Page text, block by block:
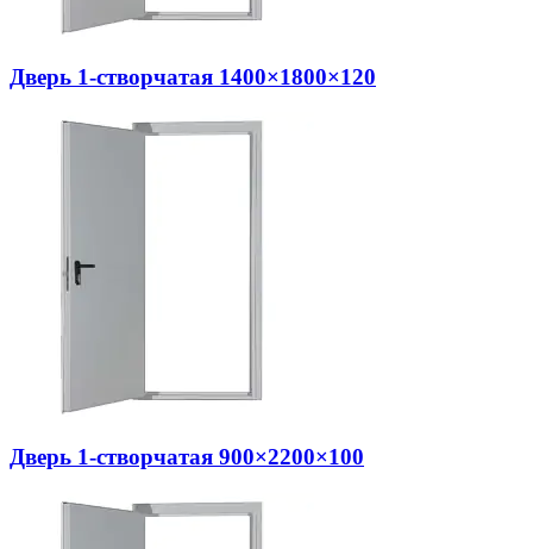
Дверь 1-створчатая 1400×1800×120
Дверь 1-створчатая 900×2200×100